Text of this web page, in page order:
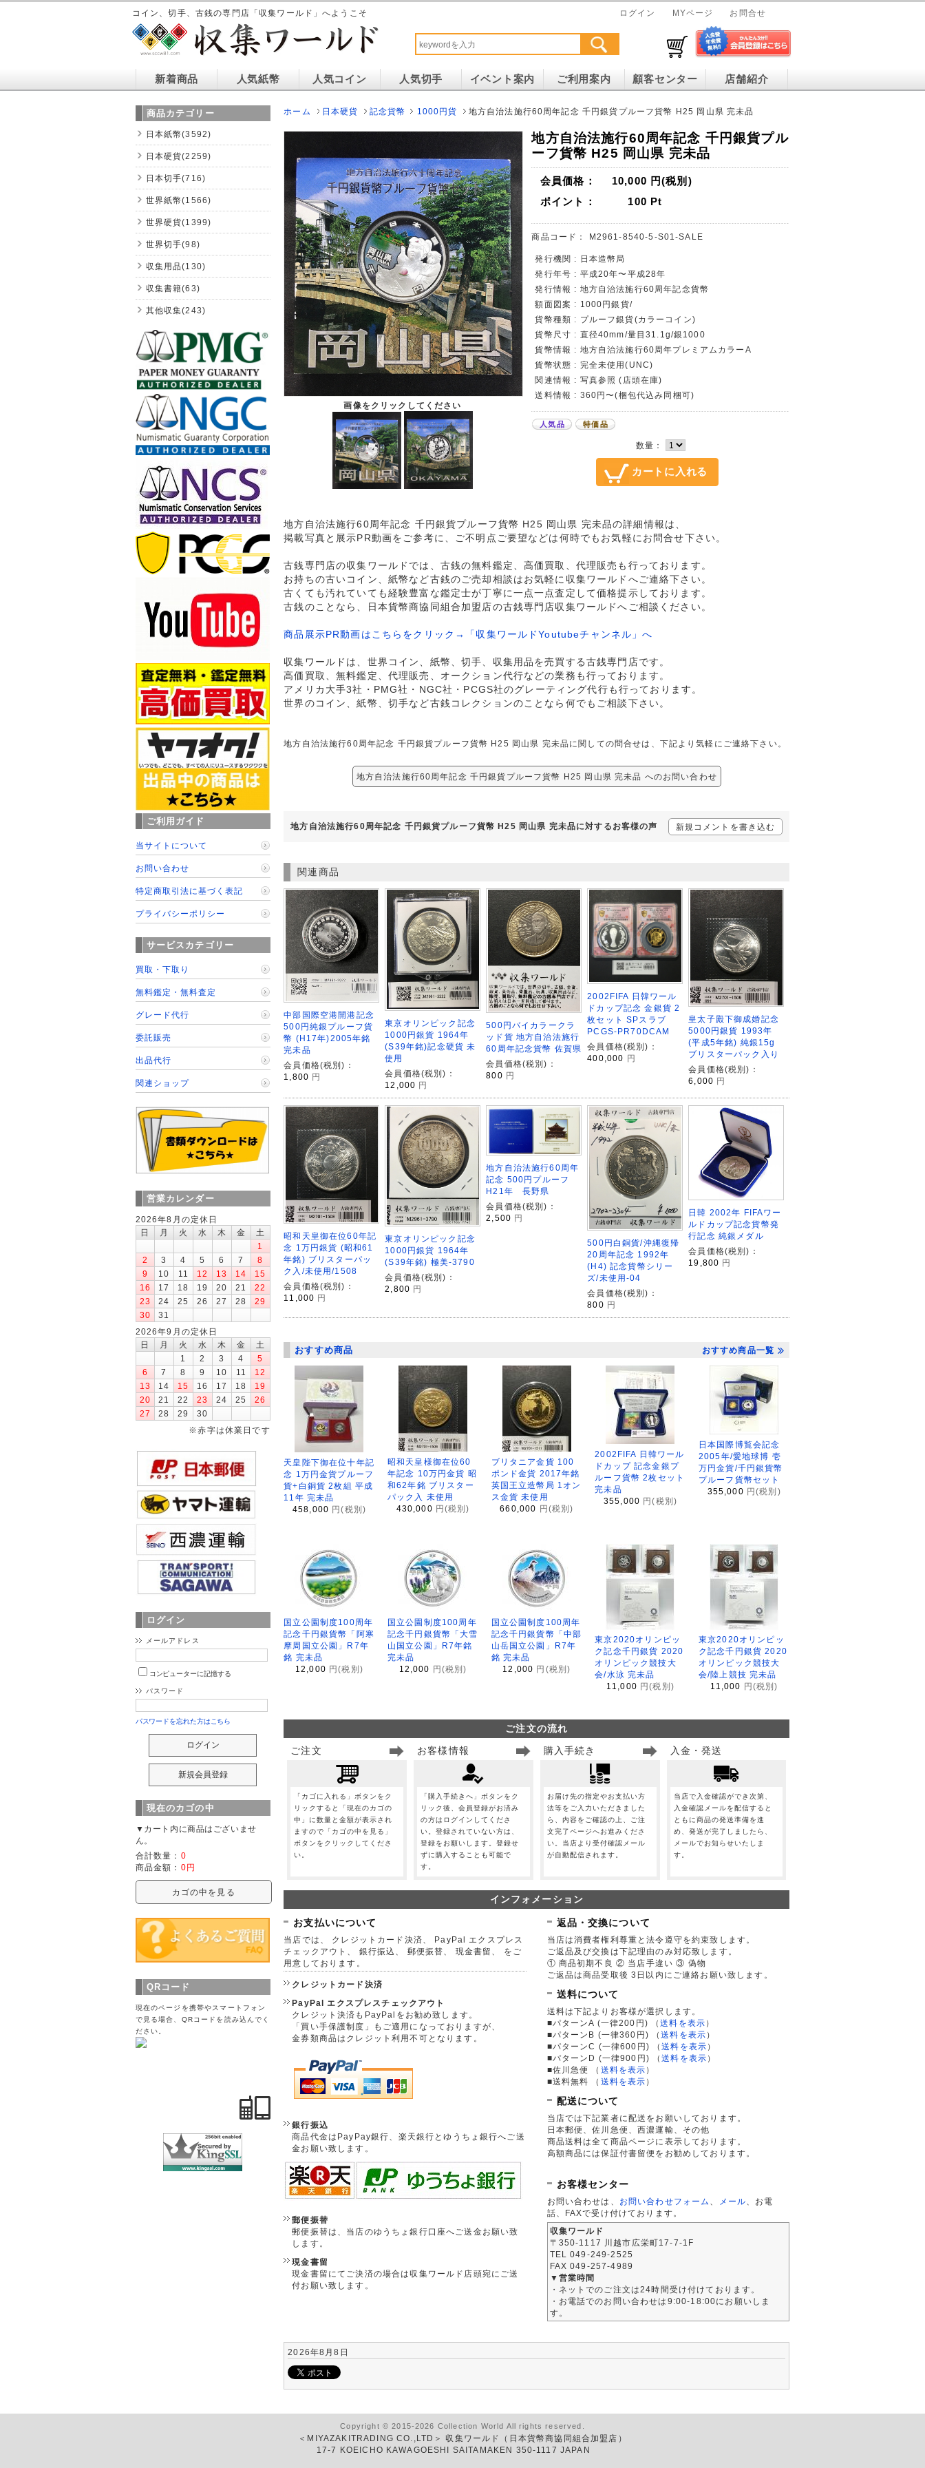
コイン、切手、古銭の専門店「収集ワールド」へようこそ ログイン MYページ お問合せ
新着商品 人気紙幣 人気コイン 人気切手 イベント案内 ご利用案内 顧客センター 店舗紹介
ホーム 日本硬貨 記念貨幣 1000円貨 地方自治法施行60周年記念 千円銀貨プルーフ貨幣 H25 岡山県 完未品
画像をクリックしてください
地方自治法施行60周年記念 千円銀貨プル
ーフ貨幣 H25 岡山県 完未品
会員価格： 10,000 円(税別)
ポイント：
100 Pt
商品コード： M2961-8540-5-S01-SALE
発行機関 : 日本造幣局
発行年号 : 平成20年〜平成28年
発行情報 : 地方自治法施行60周年記念貨幣
額面図案 : 1000円銀貨/
貨幣種類 : プルーフ銀貨(カラーコイン)
貨幣尺寸 : 直径40mm/量目31.1g/銀1000
貨幣情報 : 地方自治法施行60周年プレミアムカラーA
貨幣状態 : 完全未使用(UNC)
関連情報 : 写真参照 (店頭在庫)
送料情報 : 360円〜(梱包代込み同梱可)
人気品 特価品
数量：
地方自治法施行60周年記念 千円銀貨プルーフ貨幣 H25 岡山県 完未品の詳細情報は、
掲載写真と展示PR動画をご参考に、ご不明点ご要望などは何時でもお気軽にお問合せ下さい。
古銭専門店の収集ワールドでは、古銭の無料鑑定、高価買取、代理販売も行っております。
お持ちの古いコイン、紙幣など古銭のご売却相談はお気軽に収集ワールドへご連絡下さい。
古くても汚れていても経験豊富な鑑定士が丁寧に一点一点査定して価格提示しております。
古銭のことなら、日本貨幣商協同組合加盟店の古銭専門店収集ワールドへご相談ください。
商品展示PR動画はこちらをクリック→「収集ワールドYoutubeチャンネル」へ
収集ワールドは、世界コイン、紙幣、切手、収集用品を売買する古銭専門店です。
高価買取、無料鑑定、代理販売、オークション代行などの業務も行っております。
アメリカ大手3社・PMG社・NGC社・PCGS社のグレーティング代行も行っております。
世界のコイン、紙幣、切手など古銭コレクションのことなら何でもご相談下さい。
地方自治法施行60周年記念 千円銀貨プルーフ貨幣 H25 岡山県 完未品に関しての問合せは、下記より気軽にご連絡下さい。
地方自治法施行60周年記念 千円銀貨プルーフ貨幣 H25 岡山県 完未品 へのお問い合わせ
地方自治法施行60周年記念 千円銀貨プルーフ貨幣 H25 岡山県 完未品に対するお客様の声 新規コメントを書き込む
関連商品
中部国際空港開港記念
500円純銀プルーフ貨
幣 (H17年)2005年銘
完未品
会員価格(税別)：
1,800 円
東京オリンピック記念
1000円銀貨 1964年
(S39年銘)記念硬貨 未
使用
会員価格(税別)：
12,000 円
500円バイカラークラ
ッド貨 地方自治法施行
60周年記念貨幣 佐賀県
会員価格(税別)：
800 円
2002FIFA 日韓ワール
ドカップ記念 金銀貨 2
枚セット SPスラブ
PCGS-PR70DCAM
会員価格(税別)：
400,000 円
皇太子殿下御成婚記念
5000円銀貨 1993年
(平成5年銘) 純銀15g
ブリスターパック入り
会員価格(税別)：
6,000 円
昭和天皇御在位60年記
念 1万円銀貨 (昭和61
年銘) ブリスターパッ
ク入/未使用/1508
会員価格(税別)：
11,000 円
東京オリンピック記念
1000円銀貨 1964年
(S39年銘) 極美-3790
会員価格(税別)：
2,800 円
地方自治法施行60周年
記念 500円プルーフ
H21年 長野県
会員価格(税別)：
2,500 円
500円白銅貨/沖縄復帰
20周年記念 1992年
(H4) 記念貨幣シリー
ズ/未使用-04
会員価格(税別)：
800 円
日韓 2002年 FIFAワー
ルドカップ記念貨幣発
行記念 純銀メダル
会員価格(税別)：
19,800 円
おすすめ商品 おすすめ商品一覧
天皇陛下御在位十年記
念 1万円金貨プルーフ
貨+白銅貨 2枚組 平成
11年 完未品
458,000 円(税別)
昭和天皇様御在位60
年記念 10万円金貨 昭
和62年銘 ブリスター
パック入 未使用
430,000 円(税別)
ブリタニア金貨 100
ポンド金貨 2017年銘
英国王立造幣局 1オン
ス金貨 未使用
660,000 円(税別)
2002FIFA 日韓ワール
ドカップ 記念金銀プ
ルーフ貨幣 2枚セット
完未品
355,000 円(税別)
日本国際博覧会記念
2005年/愛地球博 壱
万円金貨/千円銀貨幣
プルーフ貨幣セット
355,000 円(税別)
国立公園制度100周年
記念千円銀貨幣「阿寒
摩周国立公園」R7年
銘 完未品
12,000 円(税別)
国立公園制度100周年
記念千円銀貨幣「大雪
山国立公園」R7年銘
完未品
12,000
円(税別)
国立公園制度100周年
記念千円銀貨幣「中部
山岳国立公園」R7年
銘 完未品
12,000 円(税別)
東京2020オリンピッ
ク記念千円銀貨 2020
オリンピック競技大
会/水泳 完未品
11,000 円(税別)
東京2020オリンピッ
ク記念千円銀貨 2020
オリンピック競技大
会/陸上競技 完未品
11,000
円(税別)
ご注文の流れ
ご注文
「カゴに入れる」ボタンをク
リックすると「現在のカゴの
中」に数量と金額が表示され
ますので「カゴの中を見る」
ボタンをクリックしてくださ
い。
お客様情報
「購入手続きへ」ボタンをク
リック後、会員登録がお済み
の方はログインしてくださ
い。登録されていない方は、
登録をお願いします。登録せ
ずに購入することも可能で
す。
購入手続き
お届け先の指定やお支払い方
法等をご入力いただきました
ら、内容をご確認の上、ご注
文完了ページへお進みくださ
い。当店より受付確認メール
が自動配信されます。
入金・発送
当店で入金確認ができ次第、
入金確認メールを配信すると
ともに商品の発送準備を進
め、発送が完了しましたら、
メールでお知らせいたしま
す。
インフォメーション
お支払いについて
当店では、 クレジットカード決済、 PayPal エクスプレス
チェックアウト、 銀行振込、 郵便振替、 現金書留、 をご
用意しております。
クレジットカード決済
PayPal エクスプレスチェックアウト
クレジット決済もPayPalをお勧め致します。
「買い手保護制度」もご適用になっておりますが、
金券類商品はクレジット利用不可となります。
銀行振込
商品代金はPayPay銀行、楽天銀行とゆうちょ銀行へご送
金お願い致します。
郵便振替
郵便振替は、当店のゆうちょ銀行口座へご送金お願い致
します。
現金書留
現金書留にてご決済の場合は収集ワールド店頭宛にご送
付お願い致します。
返品・交換について
当店は消費者権利尊重と法令遵守を約束致します。
ご返品及び交換は下記理由のみ対応致します。
① 商品初期不良 ② 当店手違い ③ 偽物
ご返品は商品受取後 3日以内にご連絡お願い致します。
送料について
送料は下記よりお客様が選択します。
■パターンA (一律200円)
（送料を表示 ）
■パターンB (一律360円)
（送料を表示 ）
■パターンC (一律600円)
（送料を表示 ）
■パターンD (一律900円)
（送料を表示 ）
■佐川急便
（ 送料を表示 ）
■送料無料
（ 送料を表示 ）
配送について
当店では下記業者に配送をお願いしております。
日本郵便、佐川急便、西濃運輸、その他
商品送料は全て商品ページに表示しております。
高額商品には保証付書留便をお勧めしております。
お客様センター
お問い合わせは、 お問い合わせフォーム メール 、お電
話、FAXで受け付けております。
収集ワールド
〒350-1117 川越市広栄町17-7-1F
TEL 049-249-2525
FAX 049-257-4989
▼営業時間
・ネットでのご注文は24時間受け付けております。
・お電話でのお問い合わせは9:00-18:00にお願いしま
す。
2026年8月8日
商品カテゴリー
日本紙幣(3592)
日本硬貨(2259)
日本切手(716)
世界紙幣(1566)
世界硬貨(1399)
世界切手(98)
収集用品(130)
収集書籍(63)
其他収集(243)
ご利用ガイド
当サイトについて
お問い合わせ
特定商取引法に基づく表記
プライバシーポリシー
サービスカテゴリー
買取・下取り
無料鑑定・無料査定
グレード代行
委託販売
出品代行
関連ショップ
営業カレンダー
2026年8月の定休日
日
月 火 水 木 金
土
1
2
3 4 5 6 7
8
9
10 11 12 13 14
15
16
17 18 19 20 21
22
23
24 25 26 27 28
29
30
31
2026年9月の定休日
日
月 火 水 木 金
土
1
2 3 4
5
6
7 8 9 10 11
12
13
14 15 16 17 18
19
20
21 22 23 24 25
26
27
28 29
30
※赤字は休業日です
ログイン
メールアドレス
コンピューターに記憶する
パスワード
パスワードを忘れた方はこちら
現在のカゴの中
▼カート内に商品はございませ
ん。
合計数量： 0
商品金額： 0円
カゴの中を見る
QRコード
現在のページを携帯やスマートフォン
で見る場合、QRコードを読み込んでく
ださい。
Copyright © 2015-2026 Collection World All rights reserved.
＜MIYAZAKITRADING CO.,LTD＞ 収集ワールド（日本貨幣商協同組合加盟店）
17-7 KOEICHO KAWAGOESHI SAITAMAKEN 350-1117 JAPAN